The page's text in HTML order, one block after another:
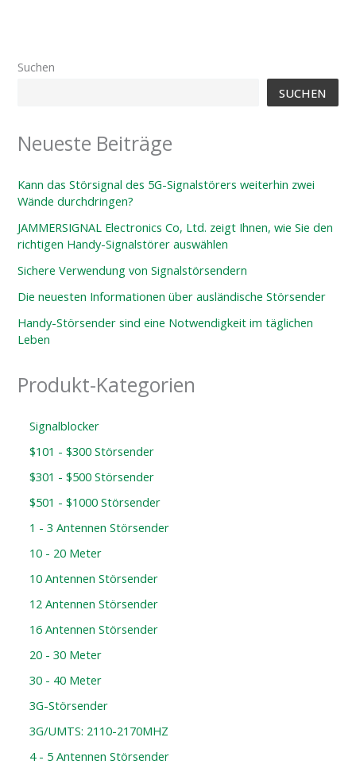
Suchen
SUCHEN
Neueste Beiträge
Kann das Störsignal des 5G-Signalstörers weiterhin zwei
Wände durchdringen?
JAMMERSIGNAL Electronics Co, Ltd. zeigt Ihnen, wie Sie den
richtigen Handy-Signalstörer auswählen
Sichere Verwendung von Signalstörsendern
Die neuesten Informationen über ausländische Störsender
Handy-Störsender sind eine Notwendigkeit im täglichen
Leben
Produkt-Kategorien
Signalblocker
$101 - $300 Störsender
$301 - $500 Störsender
$501 - $1000 Störsender
1 - 3 Antennen Störsender
10 - 20 Meter
10 Antennen Störsender
12 Antennen Störsender
16 Antennen Störsender
20 - 30 Meter
30 - 40 Meter
3G-Störsender
3G/UMTS: 2110-2170MHZ
4 - 5 Antennen Störsender